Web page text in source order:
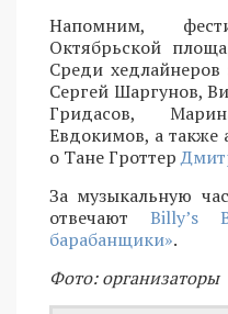
Напомним,
Октябрьской
Среди хедлайнеров
Сергей Шаргунов,
Гридасов,
Евдокимов, а также
о Тане Гроттер
За музыкальную
отвечают Billy’s
барабанщики».
Фото: организаторы